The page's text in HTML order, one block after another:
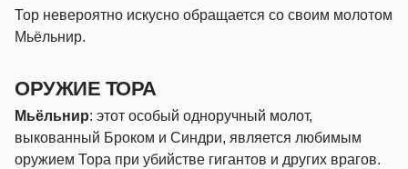
Тор невероятно искусно обращается со своим молотом
Мьёльнир.
ОРУЖИЕ ТОРА
Мьёльнир: этот особый одноручный молот,
выкованный Броком и Синдри, является любимым
оружием Тора при убийстве гигантов и других врагов.